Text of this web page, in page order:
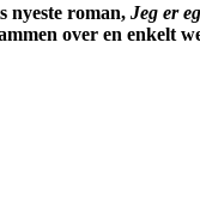
nyeste roman, Jeg er
over en enkelt